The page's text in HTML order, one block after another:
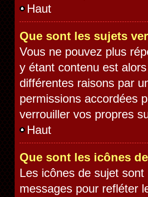
Haut
Que sont les sujets
Vous ne pouvez plus
y étant contenu est
différentes raisons par
permissions accordées
verrouiller vos propres
Haut
Que sont les icônes
Les icônes de sujet
messages pour refléter